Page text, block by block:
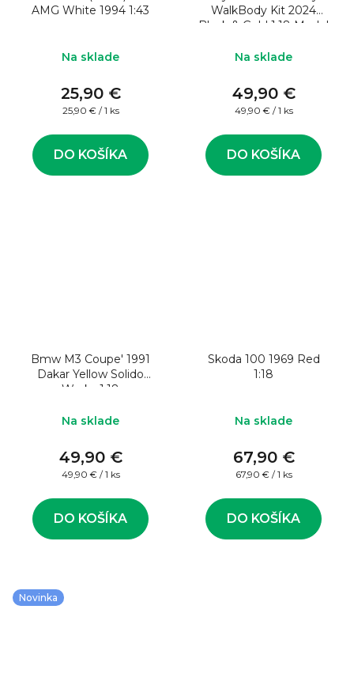
AMG White 1994 1:43
Na sklade
25,90 €
Jednotková
25,90 € / 1 ks
DO KOŠÍKA
WalkBody Kit 2024
Black & Gold 1:18 Model
Na sklade
49,90 €
Jednotková
49,90 € / 1 ks
DO KOŠÍKA
Bmw M3 Coupe' 1991
Dakar Yellow Solido
Works 1:18
Na sklade
49,90 €
Jednotková
49,90 € / 1 ks
DO KOŠÍKA
Skoda 100 1969 Red
1:18
Na sklade
67,90 €
Jednotková
67,90 € / 1 ks
DO KOŠÍKA
Novinka